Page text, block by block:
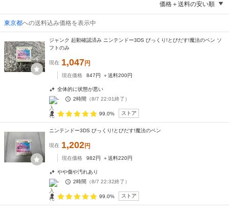
価格＋送料の安い順
東京都への送料込み価格を表示中
ジャンク 起動確認済み ニンテンドー3DS びっくり!とびだす!魔法のペン ソ
フトのみ
現在 1,047円
現在価格 847円 ＋送料200円
全体的に状態が悪い
-
2時間 （8/7 22:01終了）
99.0% ストア
ニンテンドー3DS びっくり!とびだす!魔法のペン
現在 1,202円
現在価格 982円 ＋送料220円
やや傷や汚れあり
-
2時間 （8/7 22:32終了）
99.0% ストア